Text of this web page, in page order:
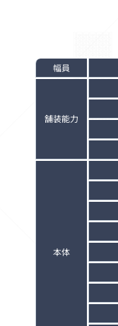
幅員
舗装能力
本体